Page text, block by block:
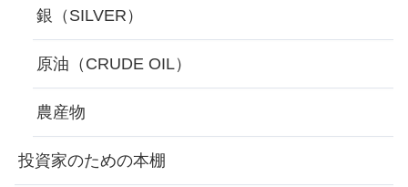
銀（SILVER）
原油（CRUDE OIL）
農産物
投資家のための本棚